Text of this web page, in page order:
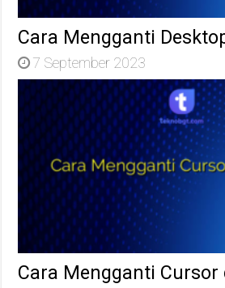
Cara Mengganti
7 September 2023
Cara Mengganti Cursor